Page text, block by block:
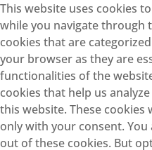
This website uses cookies
while you navigate through
cookies that are
your browser as they are
functionalities of the
cookies that help us
this website. These
only with your consent.
out of these cookies. But